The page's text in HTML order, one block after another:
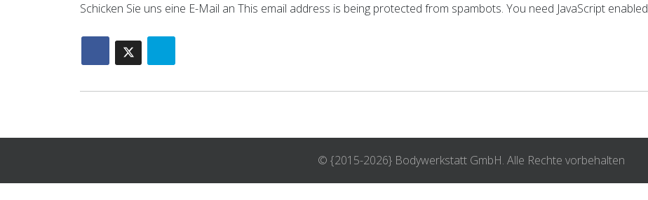
Schicken Sie uns eine E-Mail an This email address is being protected from spambots. You need JavaScript
© {2015-2026} Bodywerkstatt GmbH. Alle Rechte vorbehalten